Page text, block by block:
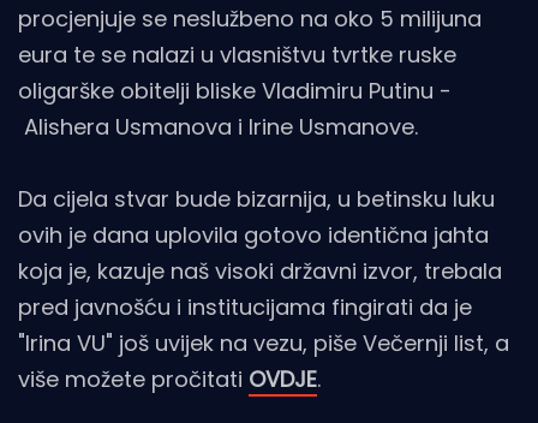
procjenjuje se neslužbeno na oko 5 milijuna
eura te se nalazi u vlasništvu tvrtke ruske
oligarške obitelji bliske Vladimiru Putinu -
Alishera Usmanova i Irine Usmanove.
Da cijela stvar bude bizarnija, u betinsku luku
ovih je dana uplovila gotovo identična jahta
koja je, kazuje naš visoki državni izvor, trebala
pred javnošću i institucijama fingirati da je
"Irina VU" još uvijek na vezu, piše Večernji list, a
više možete pročitati OVDJE.